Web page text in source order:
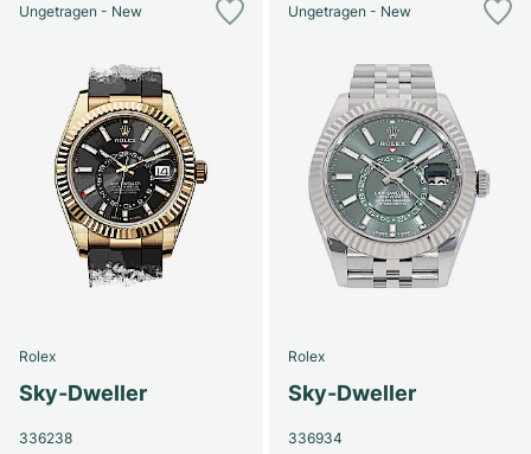
Ungetragen - New
Rolex
Sky-Dweller
336238
Ungetragen - New
Rolex
Sky-Dweller
336934